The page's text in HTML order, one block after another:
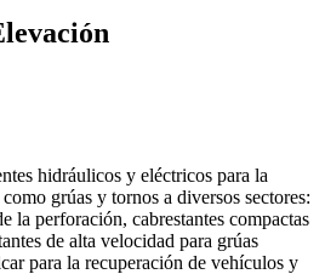
hidráulicos y eléctricos para la
grúas y tornos a diversos sectores:
la perforación, cabrestantes compactas
de alta velocidad para grúas
para la recuperación de vehículos y